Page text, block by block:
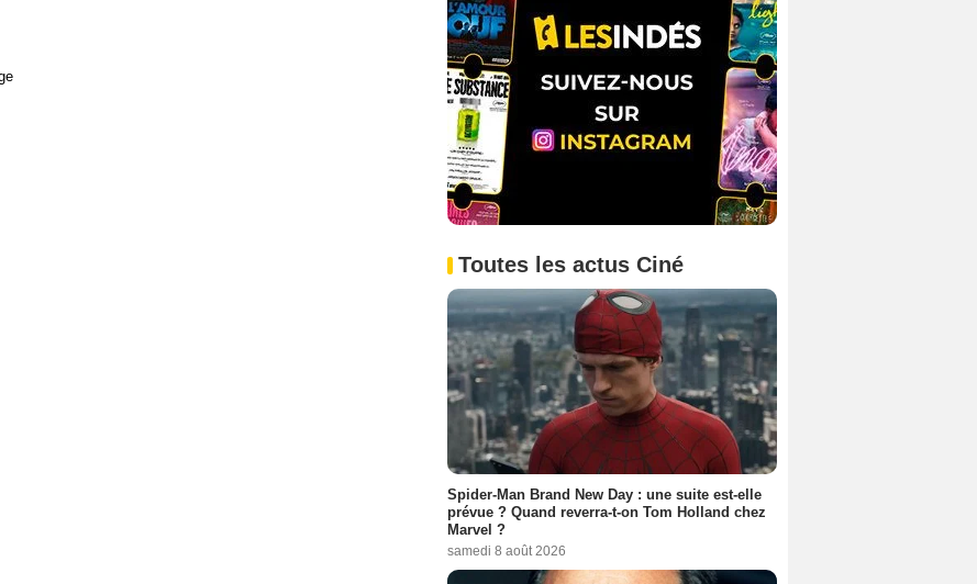
Toutes les actus Ciné
Spider-Man Brand New Day : une suite est-elle
prévue ? Quand reverra-t-on Tom Holland chez
Marvel ?
samedi 8 août 2026